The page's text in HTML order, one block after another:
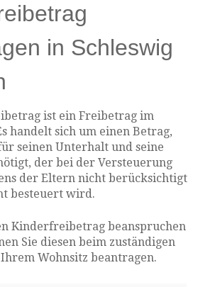
in Schleswig
ist ein Freibetrag im
handelt sich um einen Betrag,
seinen Unterhalt und seine
der bei der Versteuerung
der Eltern nicht berücksichtigt
besteuert wird.
Kinderfreibetrag beanspruchen
Sie diesen beim zuständigen
Wohnsitz beantragen.